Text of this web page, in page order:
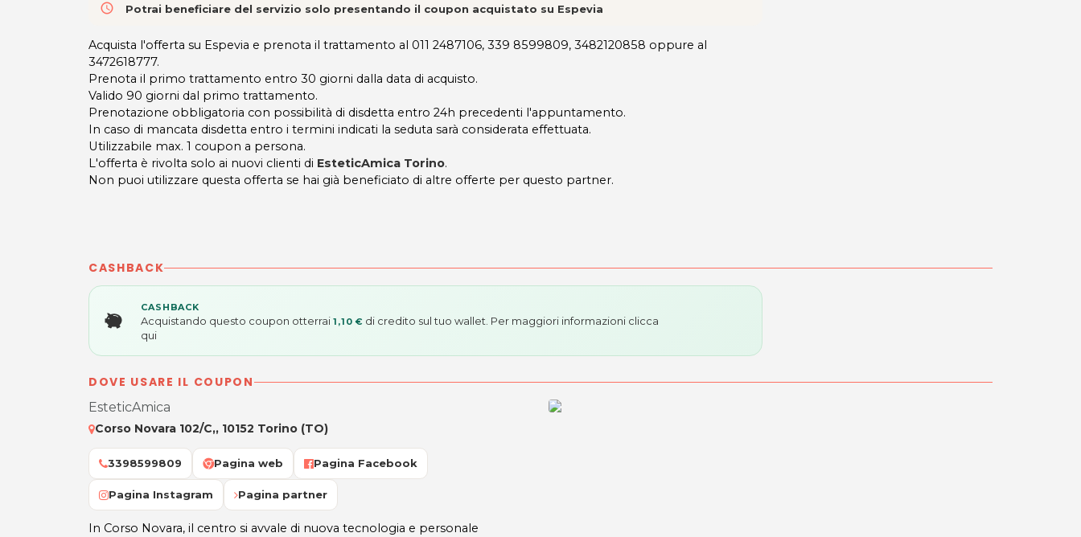
access_time Potrai beneficiare del servizio solo presentando il coupon acquistato su Espevia
Acquista l'offerta su Espevia e prenota il trattamento al 011 2487106, 339 8599809, 3482120858 oppure al
3472618777.
Prenota il primo trattamento entro 30 giorni dalla data di acquisto.
Valido 90 giorni dal primo trattamento.
Prenotazione obbligatoria con possibilità di disdetta entro 24h precedenti l'appuntamento.
In caso di mancata disdetta entro i termini indicati la seduta sarà considerata effettuata.
Utilizzabile max. 1 coupon a persona.
L'offerta è rivolta solo ai nuovi clienti di EsteticAmica Torino.
Non puoi utilizzare questa offerta se hai già beneficiato di altre offerte per questo partner.
CASHBACK
CASHBACK
Acquistando questo coupon otterrai 1,10 € di credito sul tuo wallet. Per maggiori informazioni clicca
qui
DOVE USARE IL COUPON
EsteticAmica
Corso Novara 102/C,, 10152 Torino (TO)
3398599809 Pagina web Pagina Facebook
Pagina Instagram Pagina partner
In Corso Novara, il centro si avvale di nuova tecnologia e personale